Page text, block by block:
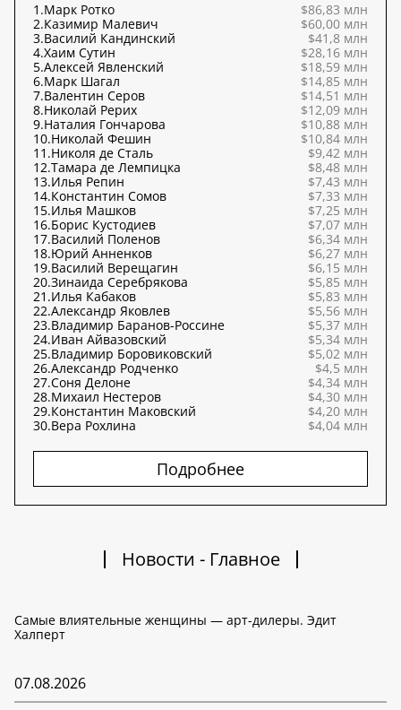
1.Марк Ротко
$86,83 млн
2.Казимир Малевич
$60,00 млн
3.Василий Кандинский
$41,8 млн
4.Хаим Сутин
$28,16 млн
5.Алексей Явленский
$18,59 млн
6.Марк Шагал
$14,85 млн
7.Валентин Серов
$14,51 млн
8.Николай Рерих
$12,09 млн
9.Наталия Гончарова
$10,88 млн
10.Николай Фешин
$10,84 млн
11.Николя де Сталь
$9,42 млн
12.Тамара де Лемпицка
$8,48 млн
13.Илья Репин
$7,43 млн
14.Константин Сомов
$7,33 млн
15.Илья Машков
$7,25 млн
16.Борис Кустодиев
$7,07 млн
17.Василий Поленов
$6,34 млн
18.Юрий Анненков
$6,27 млн
19.Василий Верещагин
$6,15 млн
20.Зинаида Серебрякова
$5,85 млн
21.Илья Кабаков
$5,83 млн
22.Александр Яковлев
$5,56 млн
23.Владимир Баранов-Россине
$5,37 млн
24.Иван Айвазовский
$5,34 млн
25.Владимир Боровиковский
$5,02 млн
26.Александр Родченко
$4,5 млн
27.Соня Делоне
$4,34 млн
28.Михаил Нестеров
$4,30 млн
29.Константин Маковский
$4,20 млн
30.Вера Рохлина $4,04 млн
Подробнее
Новости - Главное
Самые влиятельные женщины — арт-дилеры. Эдит
Халперт
07.08.2026